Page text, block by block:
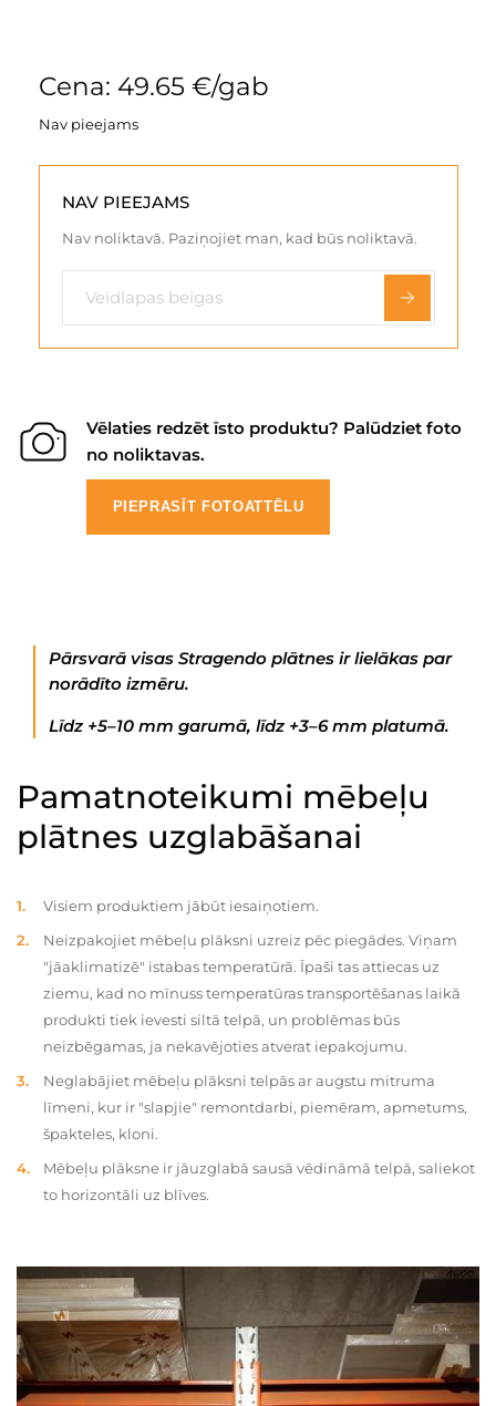
Cena: 49.65 €/gab
Nav pieejams
NAV PIEEJAMS
Nav noliktavā. Paziņojiet man, kad būs noliktavā.
Vēlaties redzēt īsto produktu? Palūdziet foto
no noliktavas.
PIEPRASĪT FOTOATTĒLU
Pārsvarā visas Stragendo plātnes ir lielākas par
norādīto izmēru.
Līdz +5–10 mm garumā, līdz +3–6 mm platumā.
Pamatnoteikumi mēbeļu
plātnes uzglabāšanai
Visiem produktiem jābūt iesaiņotiem.
Neizpakojiet mēbeļu plāksni uzreiz pēc piegādes. Viņam
"jāaklimatizē" istabas temperatūrā. Īpaši tas attiecas uz
ziemu, kad no mīnuss temperatūras transportēšanas laikā
produkti tiek ievesti siltā telpā, un problēmas būs
neizbēgamas, ja nekavējoties atverat iepakojumu.
Neglabājiet mēbeļu plāksni telpās ar augstu mitruma
līmeni, kur ir "slapjie" remontdarbi, piemēram, apmetums,
špakteles, kloni.
Mēbeļu plāksne ir jāuzglabā sausā vēdināmā telpā, saliekot
to horizontāli uz blīves.